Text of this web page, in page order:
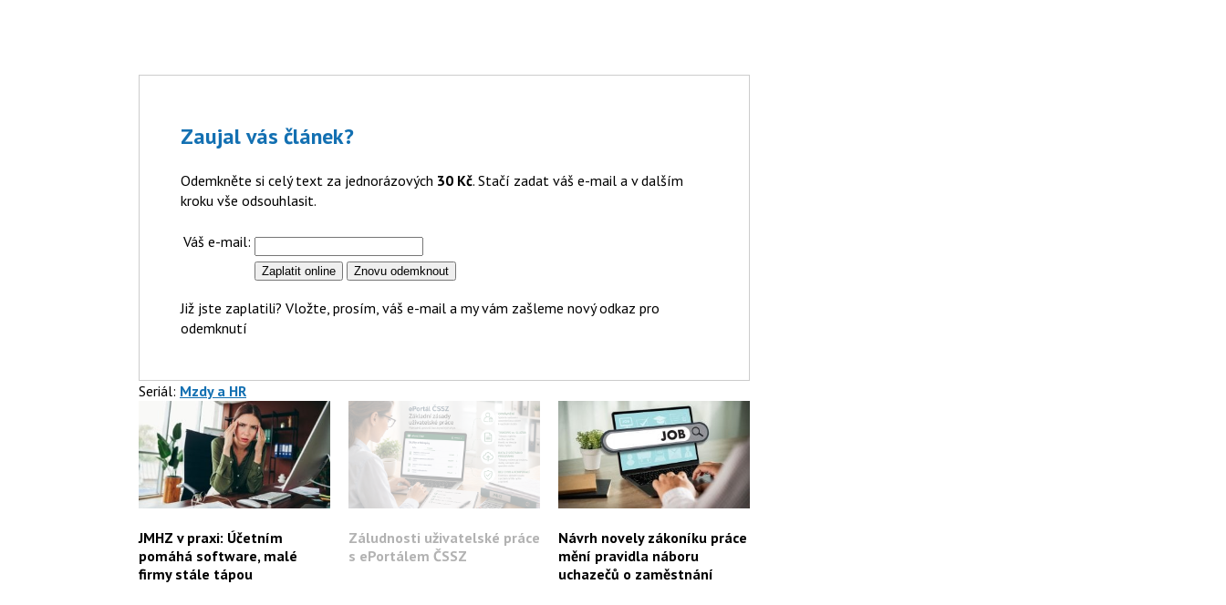
Zaujal vás článek?
Odemkněte si celý text za jednorázových 30 Kč. Stačí zadat váš e-mail a v dalším
kroku vše odsouhlasit.
Váš e-mail:
Již jste zaplatili? Vložte, prosím, váš e-mail a my vám zašleme nový odkaz pro
odemknutí
Seriál: Mzdy a HR
JMHZ v praxi: Účetním
pomáhá software, malé
firmy stále tápou
Záludnosti uživatelské práce
s ePortálem ČSSZ
Návrh novely zákoníku práce
mění pravidla náboru
uchazečů o zaměstnání